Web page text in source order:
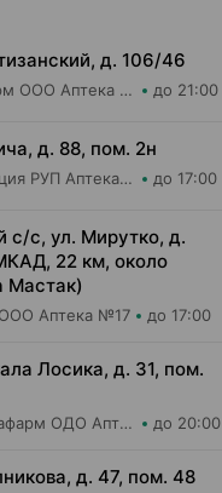
д. 106/46
Флора Фарм ООО Аптека №20 до 21:00
д. 88, пом. 2н
Белфармация РУП Аптека №79 до 17:00
с/с, ул. Мирутко, д.
22 км, около
Мастак)
Аптека №17 до 17:00
Лосика, д. 31, пом.
Доминантафарм ОДО Аптека №22 до 20:00
д. 47, пом. 48